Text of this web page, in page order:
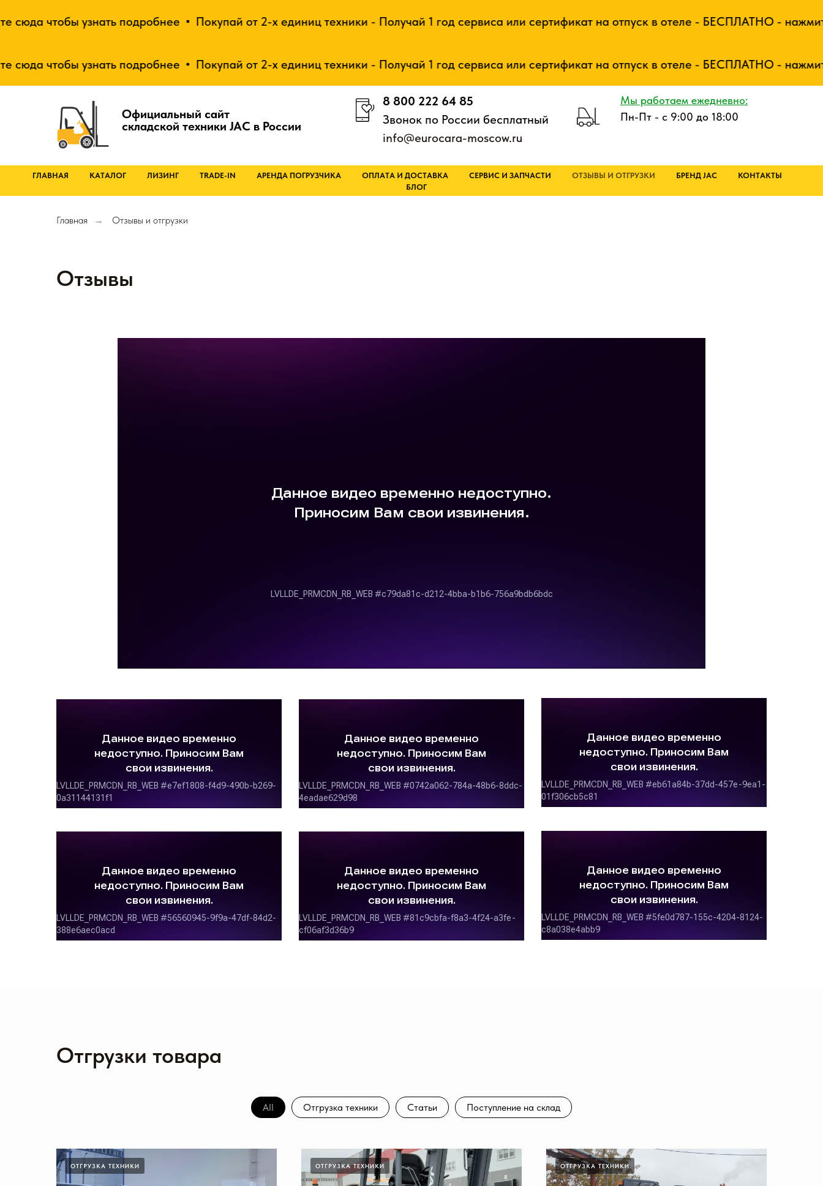
узнать подробнее Покупай от 2-х единиц техники - Получай 1 год сервиса или сертификат на отпуск в отеле - БЕСПЛАТНО - нажмите чтобы
узнать подробнее Покупай от 2-х единиц техники - Получай 1 год сервиса или сертификат на отпуск в отеле - БЕСПЛАТНО - нажмите чтобы
8 800 222 64 85
Звонок по России бесплатный
info@eurocara-moscow.ru
Мы работаем ежедневно:
Пн-Пт - с 9:00 до 18:00
Официальный сайт
складской техники JAC в России
ГЛАВНАЯ КАТАЛОГ ЛИЗИНГ TRADE-IN АРЕНДА ПОГРУЗЧИКА ОПЛАТА И ДОСТАВКА СЕРВИС И ЗАПЧАСТИ ОТЗЫВЫ И ОТГРУЗКИ БРЕНД JAC
КОНТАКТЫ
БЛОГ
Главная → Отзывы и отгрузки
Отзывы
Отгрузки товара
All Отгрузка техники Статьи Поступление на склад
ОТГРУЗКА ТЕХНИКИ ОТГРУЗКА ТЕХНИКИ ОТГРУЗКА ТЕХНИКИ